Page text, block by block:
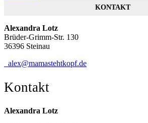
KONTAKT
Alexandra Lotz
Brüder-Grimm-Str. 130
36396 Steinau
alex@mamastehtkopf.de
Kontakt
Alexandra Lotz